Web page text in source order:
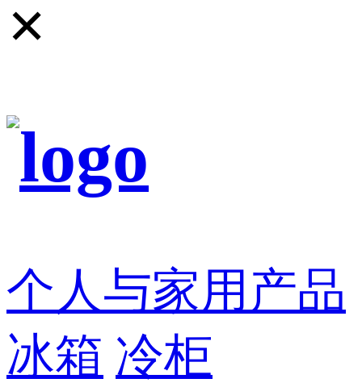
✕
个人与家用产品
冰箱 冷柜